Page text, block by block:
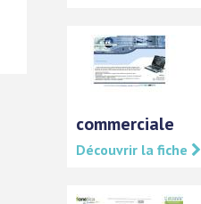
commerciale
Découvrir la fiche